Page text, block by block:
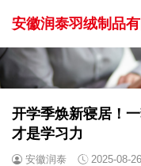
安徽润泰羽绒制品有
开学季焕新寝居！
才是学习力
安徽润泰 2025-08-26